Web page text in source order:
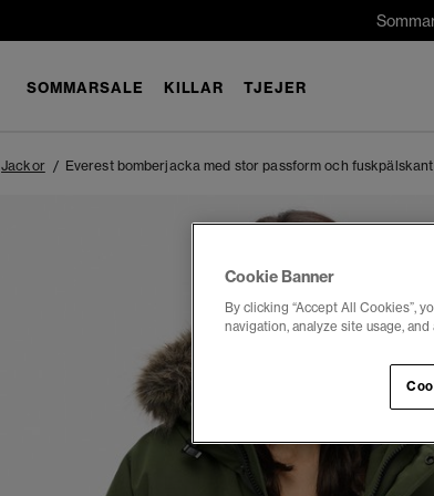
SOMMARSALE KILLAR TJEJER
Jackor Everest bomberjacka med stor passform och fuskpälskant
Cookie Banner
By clicking “Accept All Cookies”,
navigation, analyze site usage,